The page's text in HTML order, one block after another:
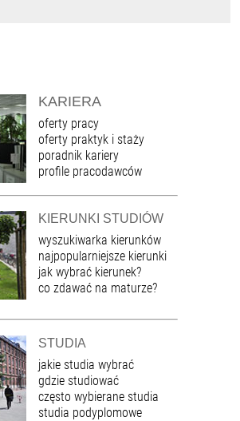
KARIERA
oferty pracy
oferty praktyk i staży
poradnik kariery
profile pracodawców
KIERUNKI STUDIÓW
wyszukiwarka kierunków
najpopularniejsze kierunki
jak wybrać kierunek?
co zdawać na maturze?
STUDIA
jakie studia wybrać
gdzie studiować
często wybierane studia
studia podyplomowe